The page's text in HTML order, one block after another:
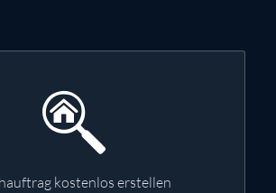
kostenlos erstellen